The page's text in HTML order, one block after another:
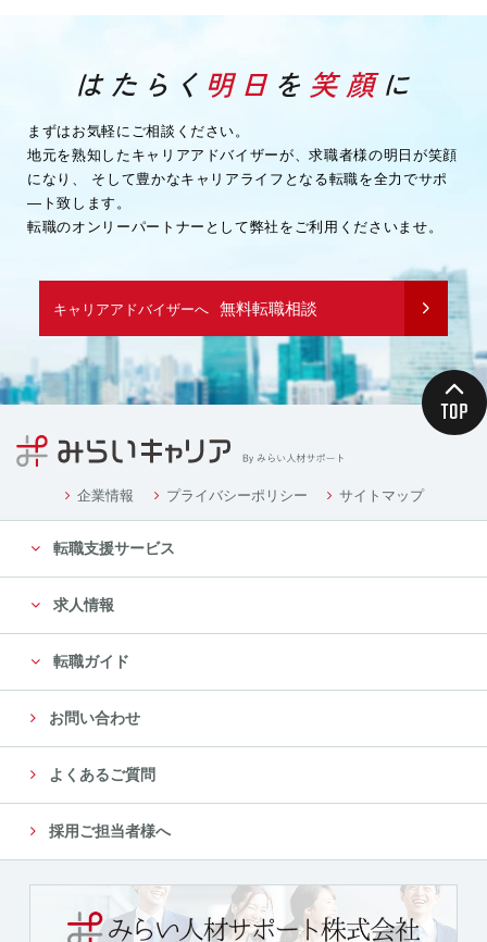
まずはお気軽にご相談ください。
地元を熟知したキャリアアドバイザーが、求職者様の明日が笑顔
になり、
そして豊かなキャリアライフとなる転職を全力でサポ
―ト致します。
転職のオンリーパートナーとして弊社をご利用くださいませ。
キャリアアドバイザーへ 無料転職相談
企業情報 プライバシーポリシー サイトマップ
転職支援サービス
求人情報
転職ガイド
お問い合わせ
よくあるご質問
採用ご担当者様へ